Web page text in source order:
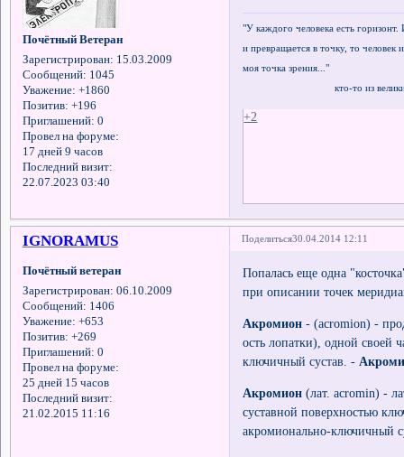
Почётный Ветеран
Зарегистрирован: 15.03.2009
Сообщений: 1045
Уважение: +1860
Позитив: +196
Приглашений: 0
Провел на форуме:
17 дней 9 часов
Последний визит:
22.07.2023 03:40
"У каждого человека есть горизонт.
и превращается в точку, то человек
моя точка зрения..."
кто-то из великих
+2
Поделиться30.04.2014 12:11
IGNORAMUS
Почётный ветеран
Зарегистрирован: 06.10.2009
Сообщений: 1406
Уважение: +653
Позитив: +269
Приглашений: 0
Провел на форуме:
25 дней 15 часов
Последний визит:
21.02.2015 11:16
Попалась еще одна
при описании точек
Акромион- (acromion) -
ость лопатки), одной своей
ключичный сустав. -
Акромион (лат. acromin) -
суставной поверхностью
акромионально-ключичный